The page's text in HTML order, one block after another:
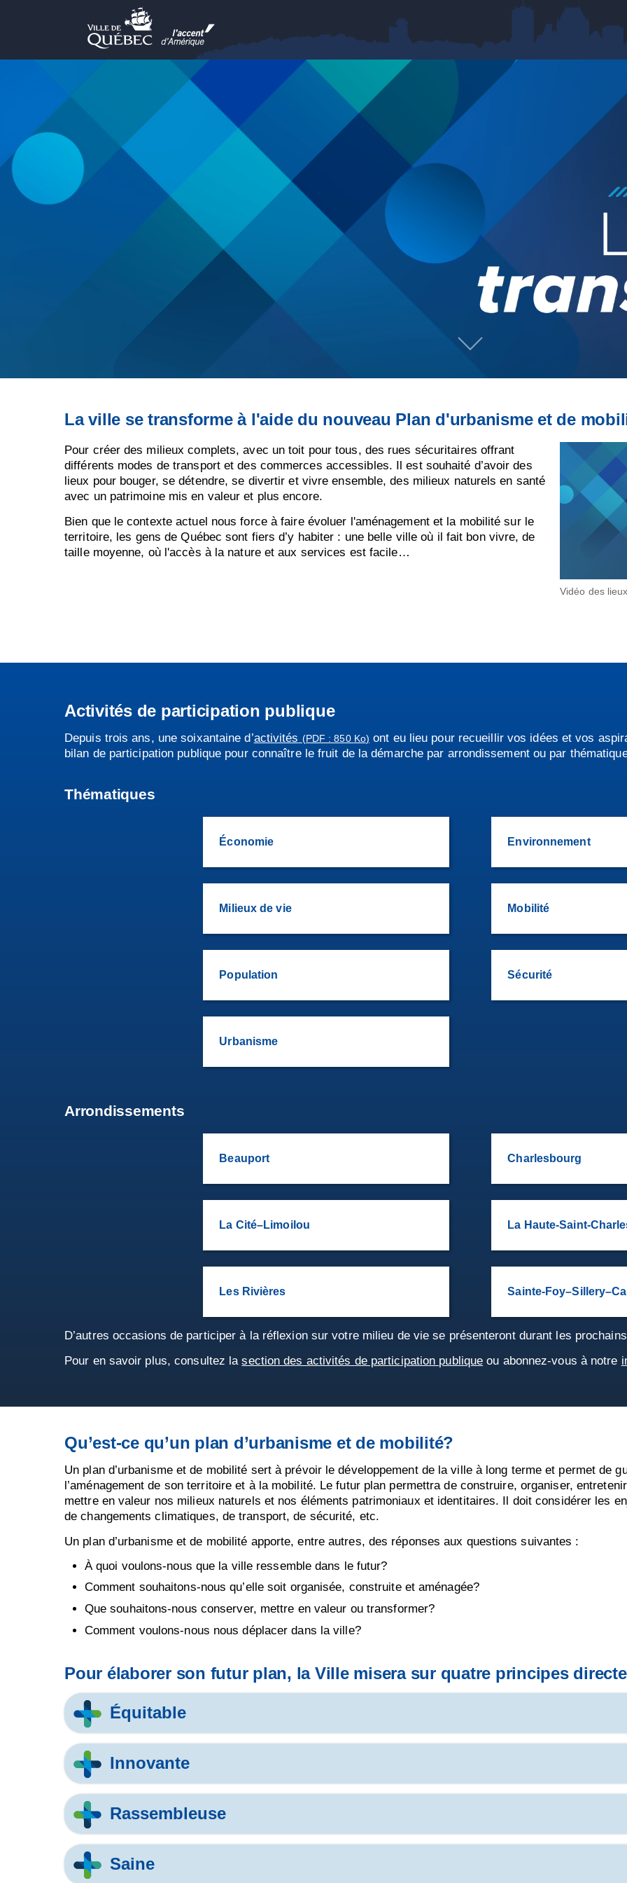
Passer au contenu principal
Ville de Québec
La ville se transforme à l'aide du nouveau Plan d'urbanisme et de
Pour créer des milieux complets, avec un toit pour tous, des rues sécuritaires offrant
différents modes de transport et des commerces accessibles. Il est souhaité d’avoir des
lieux pour bouger, se détendre, se divertir et vivre ensemble, des milieux naturels en santé
avec un patrimoine mis en valeur et plus encore.
Bien que le contexte actuel nous force à faire évoluer l'aménagement et la mobilité sur le
territoire, les gens de Québec sont fiers d’y habiter : une belle ville où il fait bon vivre, de
taille moyenne, où l'accès à la nature et aux services est facile…
Vidéo des
Activités de participation publique
Depuis trois ans, une soixantaine d’activités (PDF : 850 Ko) ont eu lieu pour recueillir vos idées et vos
bilan de participation publique pour connaître le fruit de la démarche par arrondissement ou par
Thématiques
Économie Environnement
Milieux de vie Mobilité
Population Sécurité
Urbanisme
Arrondissements
Beauport Charlesbourg
La Cité–Limoilou La Haute-Saint-
Les Rivières Sainte-
D’autres occasions de participer à la réflexion sur votre milieu de vie se présenteront durant les
Pour en savoir plus, consultez lasection des activités de participation publique ou abonnez-vous à notre
Qu’est-ce qu’un plan d’urbanisme et de mobilité?
Un plan d’urbanisme et de mobilité sert à prévoir le développement de la ville à long terme et permet de
l’aménagement de son territoire et à la mobilité. Le futur plan permettra de construire, organiser,
mettre en valeur nos milieux naturels et nos éléments patrimoniaux et identitaires. Il doit considérer les
de changements climatiques, de transport, de sécurité, etc.
Un plan d’urbanisme et de mobilité apporte, entre autres, des réponses aux questions suivantes :
À quoi voulons-nous que la ville ressemble dans le futur?
Comment souhaitons-nous qu’elle soit organisée, construite et aménagée?
Que souhaitons-nous conserver, mettre en valeur ou transformer?
Comment voulons-nous nous déplacer dans la ville?
Pour élaborer son futur plan, la Ville misera sur quatre principes
Équitable
Innovante
Rassembleuse
Saine